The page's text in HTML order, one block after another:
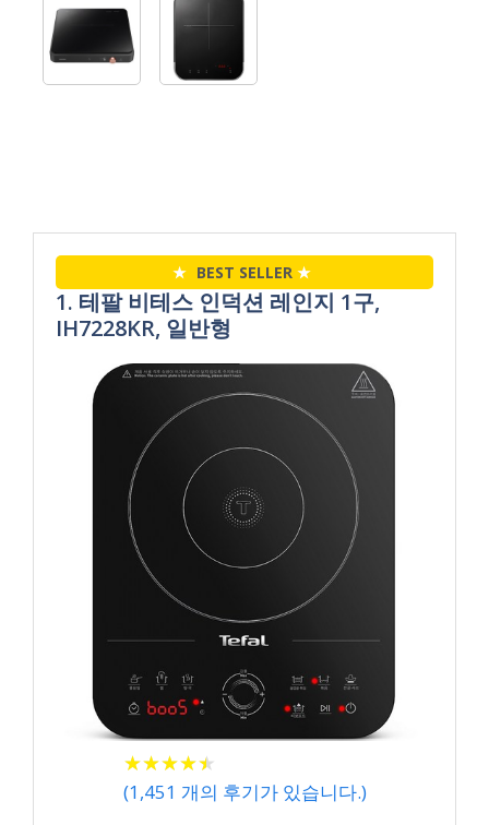
★ BEST SELLER ★
1. 테팔 비테스 인덕션 레인지 1구,
IH7228KR, 일반형
★★★★★
★★★★★
(1,451 개의 후기가 있습니다.)